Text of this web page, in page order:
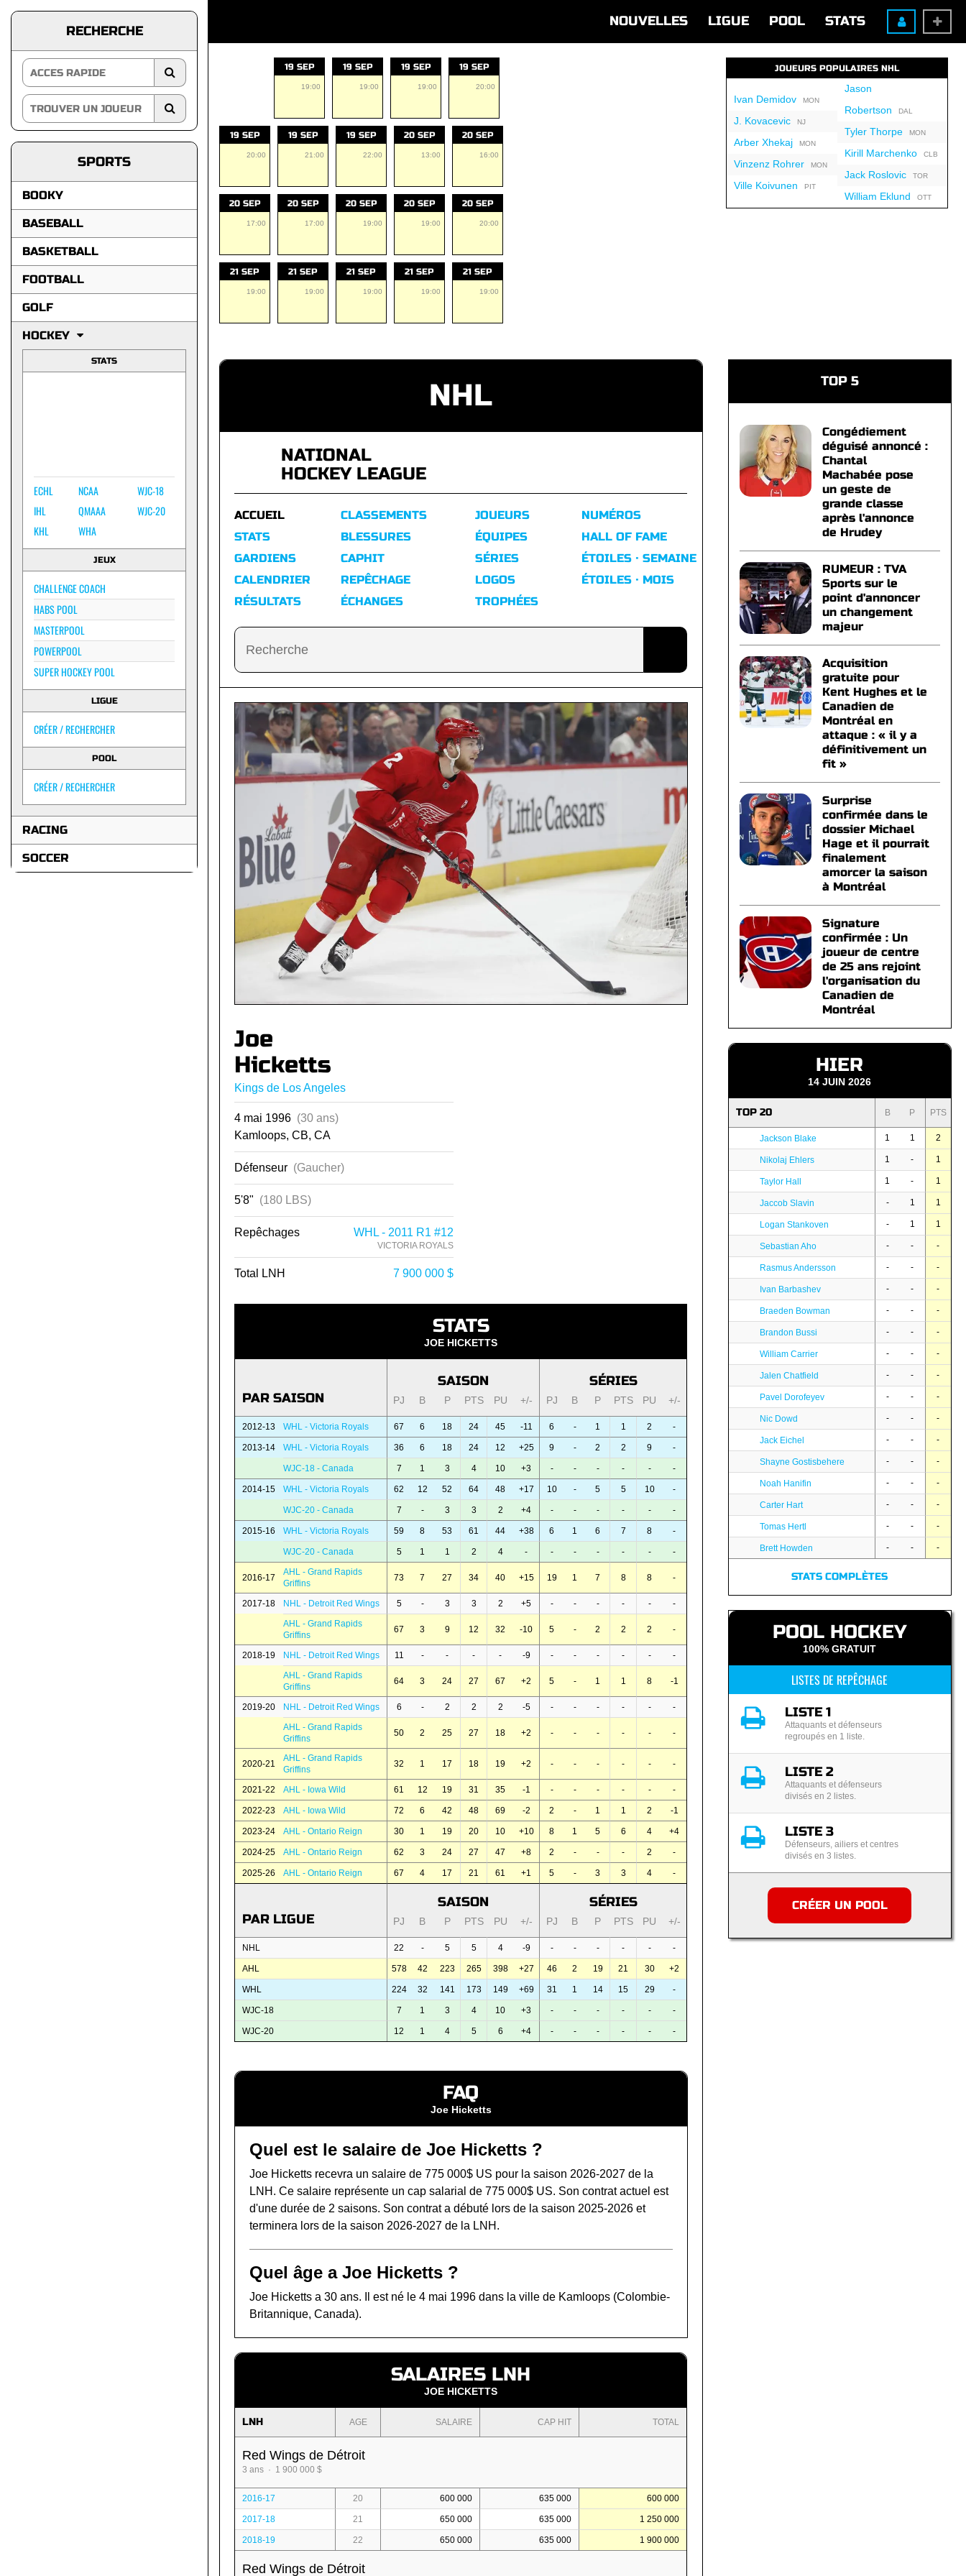
NOUVELLES LIGUE POOL STATS
RECHERCHE
SPORTS
BOOKY
BASEBALL
BASKETBALL
FOOTBALL
GOLF
HOCKEY
STATS
ECHL
IHL
KHL
NCAA
QMAAA
WHA
WJC-18
WJC-20
JEUX
CHALLENGE COACH
HABS POOL
MASTERPOOL
POWERPOOL
SUPER HOCKEY POOL
LIGUE
CRÉER / RECHERCHER
POOL
CRÉER / RECHERCHER
RACING
SOCCER
19 SEP
19:00
19 SEP
19:00
19 SEP
19:00
19 SEP
20:00
19 SEP
20:00
19 SEP
21:00
19 SEP
22:00
20 SEP
13:00
20 SEP
16:00
20 SEP
17:00
20 SEP
17:00
20 SEP
19:00
20 SEP
19:00
20 SEP
20:00
21 SEP
19:00
21 SEP
19:00
21 SEP
19:00
21 SEP
19:00
21 SEP
19:00
JOUEURS POPULAIRES NHL
Ivan DemidovMON
J. KovacevicNJ
Arber XhekajMON
Vinzenz RohrerMON
Ville Koivunen PIT
Jason
Robertson DAL
Tyler ThorpeMON
Kirill MarchenkoCLB
Jack RoslovicTOR
William Eklund OTT
NHL
NATIONAL
HOCKEY LEAGUE
ACCUEIL
STATS
GARDIENS
CALENDRIER
RÉSULTATS
CLASSEMENTS
BLESSURES
CAPHIT
REPÊCHAGE
ÉCHANGES
JOUEURS
ÉQUIPES
SÉRIES
LOGOS
TROPHÉES
NUMÉROS
HALL OF FAME
ÉTOILES · SEMAINE
ÉTOILES · MOIS
Joe
Hicketts
Kings de Los Angeles
4 mai 1996 (30 ans)
Kamloops, CB, CA
Défenseur (Gaucher)
5'8" (180 LBS)
Repêchages WHL - 2011 R1 #12
VICTORIA ROYALS
Total LNH 7 900 000 $
STATS
JOE HICKETTS
PAR SAISON
SAISON SÉRIES
PJ B P PTS PU +/- PJ B P PTS PU +/-
2012-13 WHL - Victoria Royals 67 6 18 24 45 -11 6 - 1 1 2 -
2013-14 WHL - Victoria Royals 36 6 18 24 12 +25 9 - 2 2 9 -
WJC-18 - Canada 7 1 3 4 10 +3 - - - - - -
2014-15 WHL - Victoria Royals 62 12 52 64 48 +17 10 - 5 5 10 -
WJC-20 - Canada 7 - 3 3 2 +4 - - - - - -
2015-16 WHL - Victoria Royals 59 8 53 61 44 +38 6 1 6 7 8 -
WJC-20 - Canada 5 1 1 2 4 - - - - - - -
2016-17
AHL - Grand Rapids
Griffins
73 7 27 34 40 +15 19 1 7 8 8 -
2017-18 NHL - Detroit Red Wings 5 - 3 3 2 +5 - - - - -
-
AHL - Grand Rapids
Griffins
67 3 9 12 32 -10 5 - 2 2 2 -
2018-19 NHL - Detroit Red Wings 11 - - - - -9 - - - - -
-
AHL - Grand Rapids
Griffins
64 3 24 27 67 +2 5 - 1 1 8 -1
2019-20 NHL - Detroit Red Wings 6 - 2 2 2 -5 - - - - -
-
AHL - Grand Rapids
Griffins
50 2 25 27 18 +2 - - - - - -
2020-21
AHL - Grand Rapids
Griffins
32 1 17 18 19 +2 - - - - - -
2021-22 AHL - Iowa Wild 61 12 19 31 35 -1 - - - - - -
2022-23 AHL - Iowa Wild 72 6 42 48 69 -2 2 - 1 1 2 -1
2023-24 AHL - Ontario Reign 30 1 19 20 10 +10 8 1 5 6 4 +4
2024-25 AHL - Ontario Reign 62 3 24 27 47 +8 2 - - - 2 -
2025-26 AHL - Ontario Reign 67 4 17 21 61 +1 5 - 3 3 4 -
PAR LIGUE
SAISON SÉRIES
PJ B P PTS PU +/- PJ B P PTS PU +/-
NHL 22 - 5 5 4 -9 - - - - - -
AHL 578 42 223 265 398 +27 46 2 19 21 30 +2
WHL 224 32 141 173 149 +69 31 1 14 15 29 -
WJC-18 7 1 3 4 10 +3 - - - - - -
WJC-20 12 1 4 5 6 +4 - - - - - -
FAQ
Joe Hicketts
Quel est le salaire de Joe Hicketts ?
Joe Hicketts recevra un salaire de 775 000$ US pour la saison 2026-2027 de la
LNH. Ce salaire représente un cap salarial de 775 000$ US. Son contrat actuel est
d'une durée de 2 saisons. Son contrat a débuté lors de la saison 2025-2026 et
terminera lors de la saison 2026-2027 de la LNH.
Quel âge a Joe Hicketts ?
Joe Hicketts a 30 ans. Il est né le 4 mai 1996 dans la ville de Kamloops (Colombie-
Britannique, Canada).
SALAIRES LNH
JOE HICKETTS
LNH AGE SALAIRE CAP HIT TOTAL
Red Wings de Détroit
3 ans · 1 900 000 $
2016-17 20 600 000 635 000 600 000
2017-18 21 650 000 635 000 1 250 000
2018-19 22 650 000 635 000 1 900 000
Red Wings de Détroit
TOP 5
Congédiement
déguisé annoncé :
Chantal
Machabée pose
un geste de
grande classe
après l'annonce
de Hrudey
RUMEUR : TVA
Sports sur le
point d'annoncer
un changement
majeur
Acquisition
gratuite pour
Kent Hughes et le
Canadien de
Montréal en
attaque : « il y a
définitivement un
fit »
Surprise
confirmée dans le
dossier Michael
Hage et il pourrait
finalement
amorcer la saison
à Montréal
Signature
confirmée : Un
joueur de centre
de 25 ans rejoint
l'organisation du
Canadien de
Montréal
HIER
14 JUIN 2026
TOP 20 B P PTS
Jackson Blake 1 1 2
Nikolaj Ehlers 1 - 1
Taylor Hall 1 - 1
Jaccob Slavin - 1 1
Logan Stankoven - 1 1
Sebastian Aho - - -
Rasmus Andersson - - -
Ivan Barbashev - - -
Braeden Bowman - - -
Brandon Bussi - - -
William Carrier - - -
Jalen Chatfield - - -
Pavel Dorofeyev - - -
Nic Dowd - - -
Jack Eichel - - -
Shayne Gostisbehere - - -
Noah Hanifin - - -
Carter Hart - - -
Tomas Hertl - - -
Brett Howden - - -
STATS COMPLÈTES
POOL HOCKEY
100% GRATUIT
LISTES DE REPÊCHAGE
LISTE 1
Attaquants et défenseurs
regroupés en 1 liste.
LISTE 2
Attaquants et défenseurs
divisés en 2 listes.
LISTE 3
Défenseurs, ailiers et centres
divisés en 3 listes.
CRÉER UN POOL